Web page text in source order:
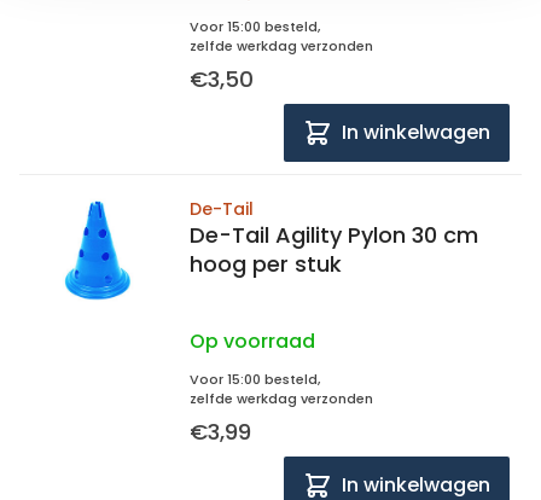
Voor 15:00 besteld,
zelfde werkdag verzonden
€3,50
In winkelwagen
De-Tail
De-Tail Agility Pylon 30 cm
hoog per stuk
Op voorraad
Voor 15:00 besteld,
zelfde werkdag verzonden
€3,99
In winkelwagen